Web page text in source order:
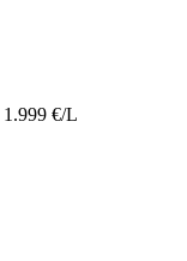
1.999 €/L